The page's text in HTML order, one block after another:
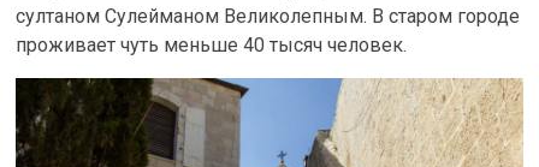
султаном Сулейманом Великолепным. В старом городе
проживает чуть меньше 40 тысяч человек.